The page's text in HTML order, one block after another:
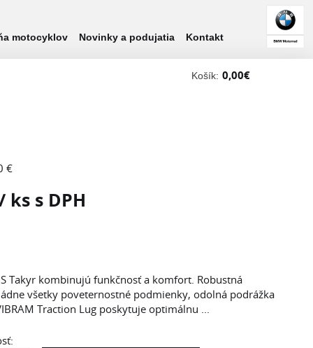
motocyklov Novinky a podujatia Kontakt
Košík: 0,00€
€
ks s DPH
Takyr kombinujú funkčnosť a komfort. Robustná
všetky poveternostné podmienky, odolná podrážka
Traction Lug poskytuje optimálnu ...